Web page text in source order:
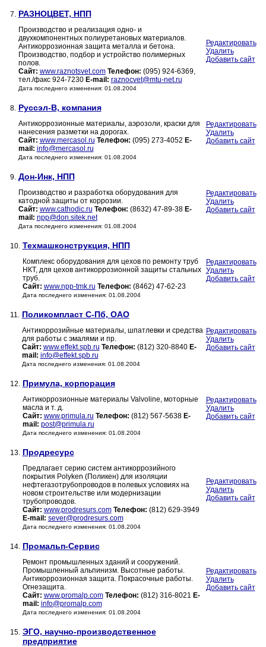
7. РАЗНОЦВЕТ, НПП
Производство и реализация одно- и
двухкомпонентных полиуретановых материалов.
Антикоррозионная защита металла и бетона.
Производство, подбор и устройство полимерных
полов.
Сайт: www.raznotsvet.com Телефон: (095) 924-6369,
тел./факс 924-7230 E-mail: raznocvet@mtu-net.ru
Дата последнего изменения: 01.08.2004
Редактировать
Удалить
Добавить сайт
8. Руссэл-В, компания
Антикоррозионные материалы, аэрозоли, краски для
нанесения разметки на дорогах.
Сайт: www.mercasol.ru Телефон: (095) 273-4052 E-
mail: info@mercasol.ru
Дата последнего изменения: 01.08.2004
Редактировать
Удалить
Добавить сайт
9. Дон-Инк, НПП
Производство и разработка оборудования для
катодной защиты от коррозии.
Сайт: www.cathodic.ru Телефон: (8632) 47-89-38 E-
mail: npp@don.sitek.net
Дата последнего изменения: 01.08.2004
Редактировать
Удалить
Добавить сайт
10. Техмашконструкция, НПП
Комплекс оборудования для цехов по ремонту труб
НКТ, для цехов антикоррозионной защиты стальных
труб.
Сайт: www.npp-tmk.ru Телефон: (8462) 47-62-23
Дата последнего изменения: 01.08.2004
Редактировать
Удалить
Добавить сайт
11. Поликомпласт С-Пб, ОАО
Антикоррозийные материалы, шпатлевки и средства
для работы с эмалями и пр.
Сайт: www.effekt.spb.ru Телефон: (812) 320-8840 E-
mail: info@effekt.spb.ru
Дата последнего изменения: 01.08.2004
Редактировать
Удалить
Добавить сайт
12. Примула, корпорация
Антикоррозионные материалы Valvoline, моторные
масла и т. д.
Сайт: www.primula.ru Телефон: (812) 567-5638 E-
mail: post@primula.ru
Дата последнего изменения: 01.08.2004
Редактировать
Удалить
Добавить сайт
13. Продресурс
Предлагает серию систем антикоррозийного
покрытия Polyken (Поликен) для изоляции
нефтегазотрубопроводов в полевых условиях на
новом строительстве или модернизации
трубопроводов.
Сайт: www.prodresurs.com Телефон: (812) 629-3949
E-mail: sever@prodresurs.com
Дата последнего изменения: 01.08.2004
Редактировать
Удалить
Добавить сайт
14. Промальп-Сервис
Ремонт промышленных зданий и сооружений.
Промышленный альпинизм. Высотные работы.
Антикоррозионная защита. Покрасочные работы.
Огнезащита.
Сайт: www.promalp.com Телефон: (812) 316-8021 E-
mail: info@promalp.com
Дата последнего изменения: 01.08.2004
Редактировать
Удалить
Добавить сайт
15. ЭГО, научно-производственное
предприятие